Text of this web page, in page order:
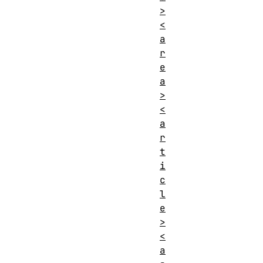
范畴
允许
内容
标签
省略
允许
的父
级元
DOM
接口
>
<
a
r
e
a
>
<
a
r
t
i
c
l
e
>
<
a